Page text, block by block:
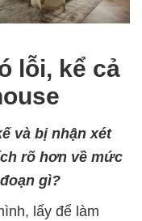
lỗi, kể cả
và bị nhận xét
rõ hơn về mức
gì?
lấy để làm